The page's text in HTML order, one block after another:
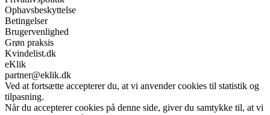
Ophavsbeskyttelse
Betingelser
Brugervenlighed
Grøn praksis
Kvindelist.dk
eKlik
partner@eklik.dk
Ved at fortsætte accepterer du, at vi anvender cookies til statistik og
tilpasning.
Når du accepterer cookies på denne side, giver du samtykke til, at vi